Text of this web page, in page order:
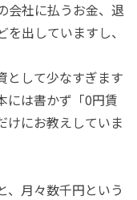
会社に払うお金、退
出していますし、
として少なすぎます
には書かず「0円賃
けにお教えしていま
、月々数千円という